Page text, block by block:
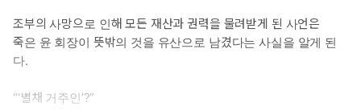
조부의 사망으로 인해 모든 재산과 권력을 물려받게 된 사언은
죽은 윤 회장이 뜻밖의 것을 유산으로 남겼다는 사실을 알게 된
다.
“‘별채 거주인’?”